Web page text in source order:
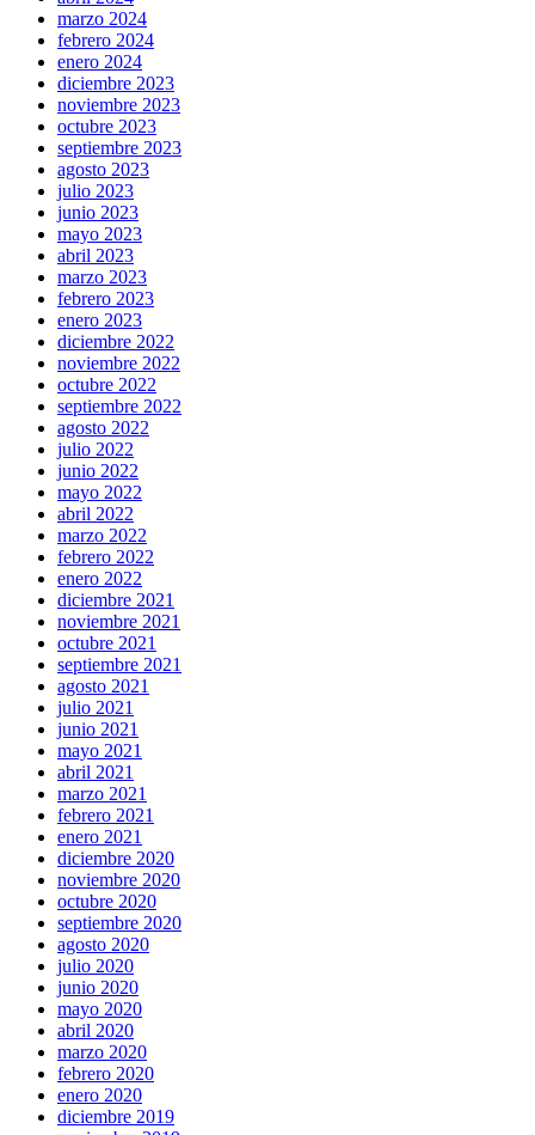
marzo 2024
febrero 2024
enero 2024
diciembre 2023
noviembre 2023
octubre 2023
septiembre 2023
agosto 2023
julio 2023
junio 2023
mayo 2023
abril 2023
marzo 2023
febrero 2023
enero 2023
diciembre 2022
noviembre 2022
octubre 2022
septiembre 2022
agosto 2022
julio 2022
junio 2022
mayo 2022
abril 2022
marzo 2022
febrero 2022
enero 2022
diciembre 2021
noviembre 2021
octubre 2021
septiembre 2021
agosto 2021
julio 2021
junio 2021
mayo 2021
abril 2021
marzo 2021
febrero 2021
enero 2021
diciembre 2020
noviembre 2020
octubre 2020
septiembre 2020
agosto 2020
julio 2020
junio 2020
mayo 2020
abril 2020
marzo 2020
febrero 2020
enero 2020
diciembre 2019